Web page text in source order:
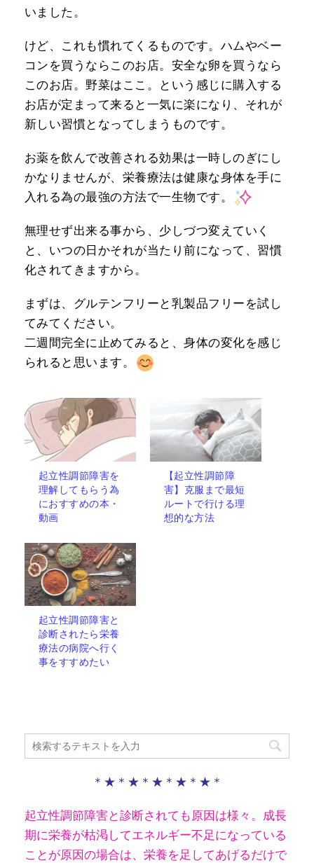
いました。
けど、これも慣れてくるものです。ハムやベー
コンを買うならこのお店。安全な卵を買うなら
このお店。野菜はここ。という感じに購入する
お店が定まって来ると一気に楽になり、それが
新しい習慣となってしまうものです。
お薬を飲んで改善される効果は一時しのぎにし
かなりませんが、栄養療法は健康な身体を手に
入れる為の最強の方法で一生物です。
無理せず出来る事から、少しづつ変えていく
と、いつの日かそれが当たり前になって、習慣
化されてきますから。
まずは、グルテンフリーと乳製品フリーを試し
てみてください。
二週間完全に止めてみると、身体の変化を感じ
られると思います。
起立性調節障害を
理解してもらう為
におすすめの本・
動画
【起立性調節障
害】克服まで最短
ルートで行ける理
想的な方法
起立性調節障害と
診断されたら栄養
療法の病院へ行く
事をすすめたい
＊★＊★＊★＊★＊★＊
起立性調節障害と診断されても原因は様々。成長
期に栄養が枯渇してエネルギー不足になっている
ことが原因の場合は、栄養を足してあげるだけで